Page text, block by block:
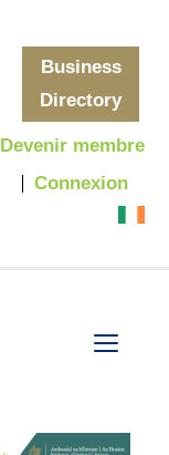
Business
Directory
Devenir membre
Connexion